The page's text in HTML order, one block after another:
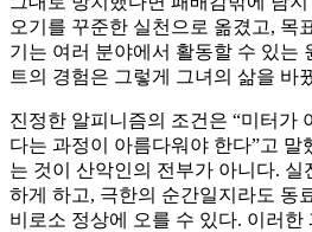
오기를 꾸준한 실천으로 옮겼고, 목
기는 여러 분야에서 활동할 수 있는
트의 경험은 그렇게 그녀의 삶을 바
진정한 알피니즘의 조건은 “미터가
다는 과정이 아름다워야 한다”고 말
는 것이 산악인의 전부가 아니다. 실
하게 하고, 극한의 순간일지라도 동
비로소 정상에 오를 수 있다. 이러한